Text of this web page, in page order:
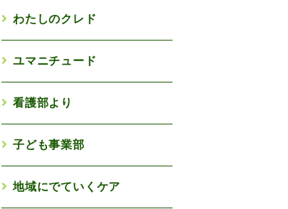
わたしのクレド
ユマニチュード
看護部より
子ども事業部
地域にでていくケア